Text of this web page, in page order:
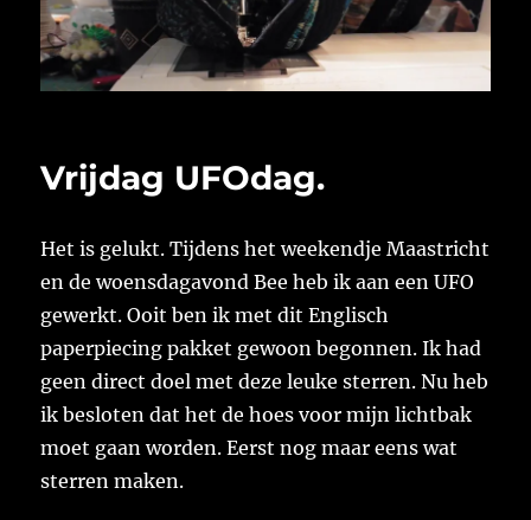
Vrijdag UFOdag.
Het is gelukt. Tijdens het weekendje Maastricht
en de woensdagavond Bee heb ik aan een UFO
gewerkt. Ooit ben ik met dit Englisch
paperpiecing pakket gewoon begonnen. Ik had
geen direct doel met deze leuke sterren. Nu heb
ik besloten dat het de hoes voor mijn lichtbak
moet gaan worden. Eerst nog maar eens wat
sterren maken.